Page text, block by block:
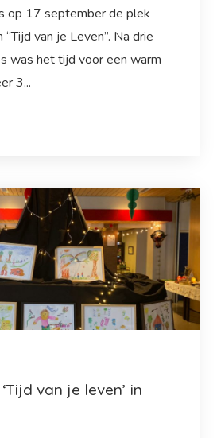
op 17 september de plek
van je Leven”. Na drie
was het tijd voor een warm
3...
van je leven’ in